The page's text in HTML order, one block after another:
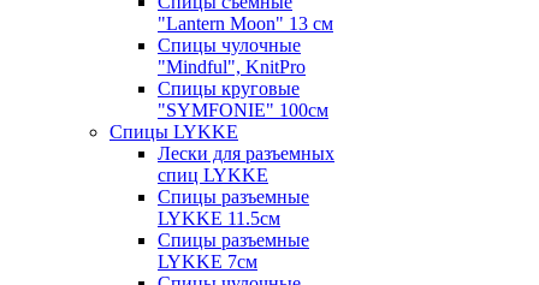
"Lantern Moon" 13 см
Спицы чулочные
"Mindful", KnitPro
Спицы круговые
"SYMFONIE" 100см
Спицы LYKKE
Лески для разъемных
спиц LYKKE
Спицы разъемные
LYKKE 11.5см
Спицы разъемные
LYKKE 7см